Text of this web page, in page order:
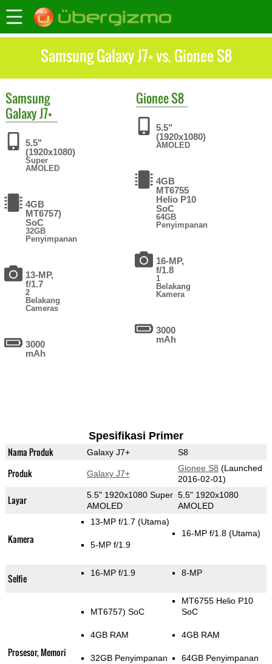
Samsung Galaxy J7+ vs. Gionee S8
Samsung
Galaxy J7+
5.5"
(1920x1080)
Super
AMOLED
4GB
MT6757)
SoC
32GB
Penyimpanan
13-MP,
f/1.7
2
Belakang
Cameras
3000
mAh
GioneeS8
5.5"
(1920x1080)
AMOLED
4GB
MT6755
Helio P10
SoC
64GB
Penyimpanan
16-MP,
f/1.8
1
Belakang
Kamera
3000
mAh
Spesifikasi Primer
Nama Produk Galaxy J7+ S8
Produk Galaxy J7+
Gionee S8 (Launched
2016-02-01)
Layar
5.5" 1920x1080 Super
AMOLED
5.5" 1920x1080
AMOLED
Kamera
13-MP f/1.7 (Utama)
5-MP f/1.9
16-MP f/1.8 (Utama)
Selfie 16-MP f/1.9 8-MP
Prosesor, Memori
MT6757) SoC
4GB RAM
32GB Penyimpanan
MT6755 Helio P10
SoC
4GB RAM
64GB Penyimpanan